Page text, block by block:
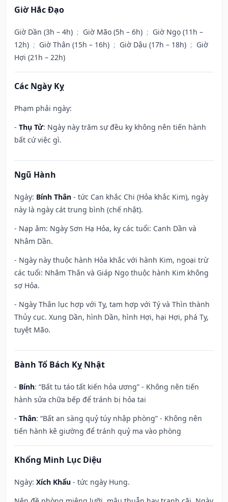
Giờ Hắc Đạo
Giờ Dần (3h – 4h) ; Giờ Mão (5h – 6h) ; Giờ Ngọ (11h –
12h) ; Giờ Thân (15h – 16h) ; Giờ Dậu (17h – 18h) ; Giờ
Hợi (21h – 22h)
Các Ngày Kỵ
Phạm phải ngày:
- Thụ Tử: Ngày này trăm sự đều kỵ không nên tiến hành
bất cứ việc gì.
Ngũ Hành
Ngày: Bính Thân - tức Can khắc Chi (Hỏa khắc Kim), ngày
này là ngày cát trung bình (chế nhật).
- Nạp âm: Ngày Sơn Hạ Hỏa, kỵ các tuổi: Canh Dần và
Nhâm Dần.
- Ngày này thuộc hành Hỏa khắc với hành Kim, ngoại trừ
các tuổi: Nhâm Thân và Giáp Ngọ thuộc hành Kim không
sợ Hỏa.
- Ngày Thân lục hợp với Tỵ, tam hợp với Tý và Thìn thành
Thủy cục. Xung Dần, hình Dần, hình Hợi, hại Hợi, phá Tỵ,
tuyệt Mão.
Bành Tổ Bách Kỵ Nhật
- Bính: “Bất tu táo tất kiến hỏa ương” - Không nên tiến
hành sửa chữa bếp để tránh bị hỏa tai
- Thân: “Bất an sàng quỷ túy nhập phòng” - Không nên
tiến hành kê giường để tránh quỷ ma vào phòng
Khổng Minh Lục Diệu
Ngày: Xích Khẩu - tức ngày Hung.